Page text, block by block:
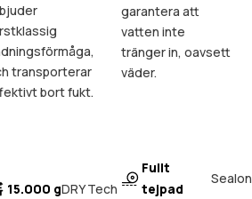
transporterar
bort fukt.
15.000 gDRY Tech
garantera att
vatten inte
tränger in, oavsett
väder.
Fullt
tejpad
Sealon